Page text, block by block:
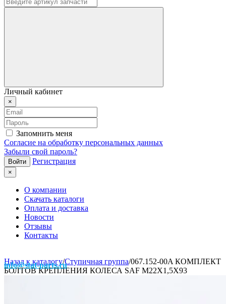
Личный кабинет
×
Запомнить меня
Согласие на обработку персональных данных
Забыли свой пароль?
Регистрация
×
О компании
Скачать каталоги
Оплата и доставка
Новости
Отзывы
Контакты
info@stat-parts.ru
Назад к каталогу/Ступичная группа/067.152-00A КОМПЛЕКТ
БОЛТОВ КРЕПЛЕНИЯ КОЛЕСА SAF М22Х1,5Х93